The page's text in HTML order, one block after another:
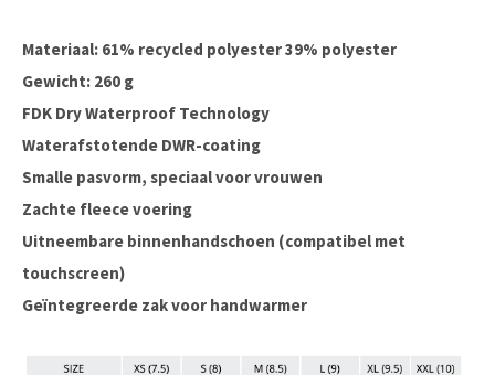
Materiaal: 61% recycled polyester 39% polyester
Gewicht: 260 g
FDK Dry Waterproof Technology
Waterafstotende DWR-coating
Smalle pasvorm, speciaal voor vrouwen
Zachte fleece voering
Uitneembare binnenhandschoen (compatibel met
touchscreen)
Geïntegreerde zak voor handwarmer